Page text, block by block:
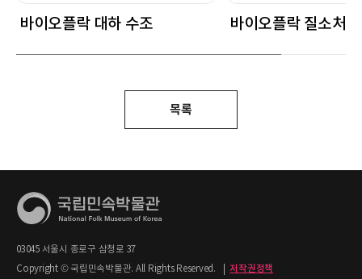
바이오플락 대하 수조 바이오플락 질소처
목록
03045 서울시 종로구 삼청로 37
Copyright © 국립민속박물관. All Rights Reserved.
저작권정책